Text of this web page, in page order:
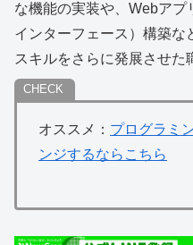
な機能の実装や、Webア
インターフェース）構築な
スキルをさらに発展させた
オススメ： プログラミ
ンジするならこちら